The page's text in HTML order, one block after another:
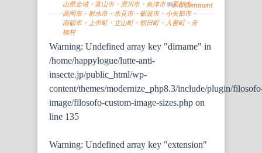
山県全域・富山市・滑川市・魚津市・黒部市・
高岡市・射水市・氷見市・砺波市・小矢部市・
南砺市・上市町・立山町・朝日町・入善町・舟
橋村
0 Comment
Warning: Undefined array key "dirname" in
/home/happylogue/lutte-anti-
insecte.jp/public_html/wp-
content/themes/modernize_php8.3/include/plugin/
image/filosofo-custom-image-sizes.php on
line 135
Warning: Undefined array key "extension"